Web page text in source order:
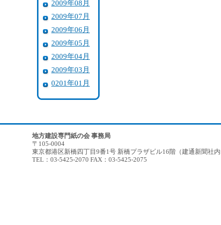
2009年08月
2009年07月
2009年06月
2009年05月
2009年04月
2009年03月
0201年01月
地方建設専門紙の会 事務局
〒105-0004
東京都港区新橋四丁目9番1号 新橋プラザビル16階（建通新聞社
TEL：03-5425-2070 FAX：03-5425-2075